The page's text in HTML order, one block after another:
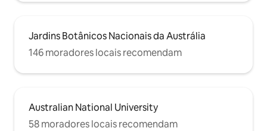
Jardins Botânicos Nacionais da Austrália
146 moradores locais recomendam
Australian National University
58 moradores locais recomendam